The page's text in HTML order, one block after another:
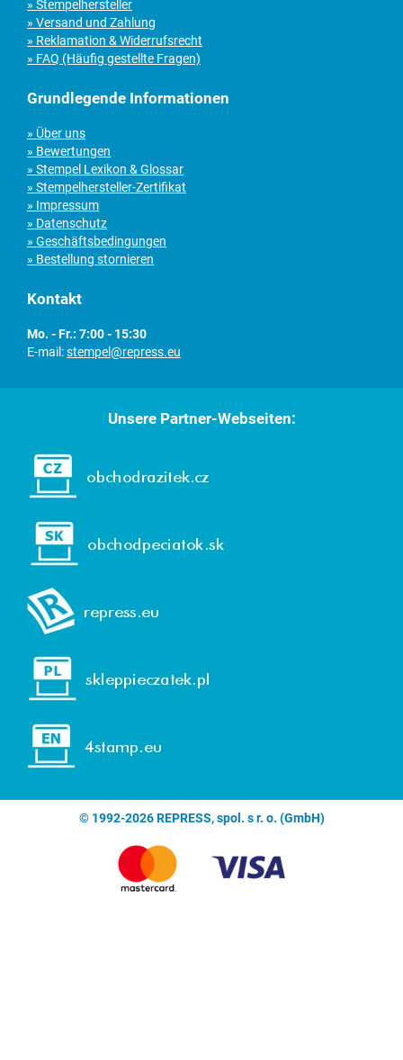
» Stempelhersteller
» Versand und Zahlung
» Reklamation & Widerrufsrecht
» FAQ (Häufig gestellte Fragen)
Grundlegende Informationen
» Über uns
» Bewertungen
» Stempel Lexikon & Glossar
» Stempelhersteller-Zertifikat
» Impressum
» Datenschutz
» Geschäftsbedingungen
» Bestellung stornieren
Kontakt
Mo. - Fr.: 7:00 - 15:30
E-mail:stempel@repress.eu
Unsere Partner-Webseiten:
© 1992-2026 REPRESS, spol. s r. o. (GmbH)